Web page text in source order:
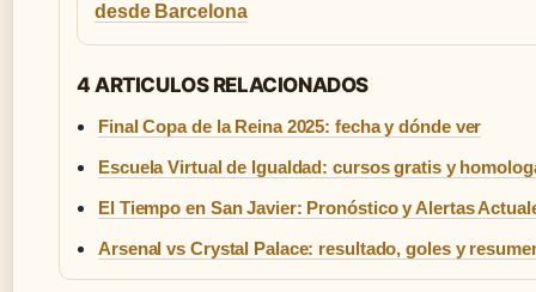
desde Barcelona
4 ARTICULOS RELACIONADOS
Final Copa de la Reina 2025: fecha y dónde ver
Escuela Virtual de Igualdad: cursos gratis y
El Tiempo en San Javier: Pronóstico y Alertas
Arsenal vs Crystal Palace: resultado, goles y